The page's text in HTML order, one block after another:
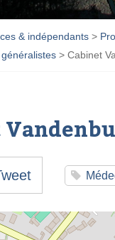
& indépendants >
> Cabinet